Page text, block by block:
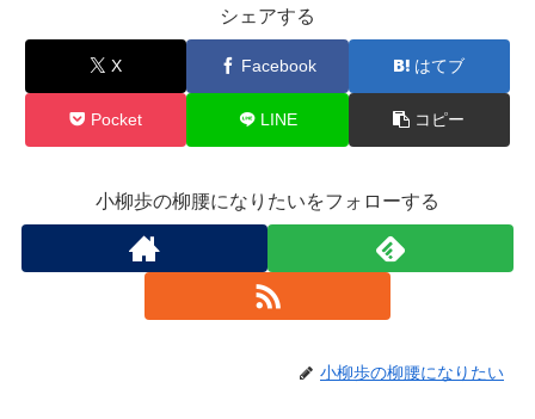
シェアする
X Facebook はてブ
Pocket LINE コピー
小柳歩の柳腰になりたいをフォローする
小柳歩の柳腰になりたい